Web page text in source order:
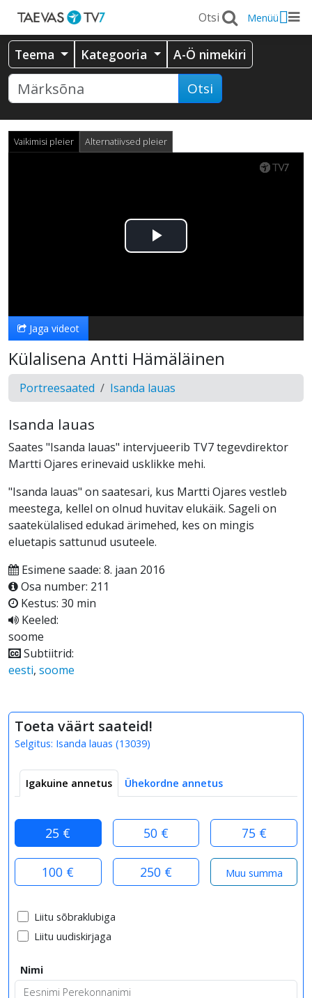
Menüü
Teema Kategooria A-Ö nimekiri
Otsi
Vaikimisi pleier Alternatiivsed pleier
Esita
Jaga videot
Külalisena Antti Hämäläinen
Portreesaated Isanda lauas
Isanda lauas
Saates "Isanda lauas" intervjueerib TV7 tegevdirektor
Martti Ojares erinevaid usklikke mehi.
"Isanda lauas" on saatesari, kus Martti Ojares vestleb
meestega, kellel on olnud huvitav elukäik. Sageli on
saatekülalised edukad ärimehed, kes on mingis
eluetapis sattunud usuteele.
Esimene saade: 8. jaan 2016
Osa number: 211
Kestus: 30 min
Keeled:
soome
Subtiitrid:
eesti, soome
Toeta väärt saateid!
Selgitus: Isanda lauas (13039)
Igakuine annetus Ühekordne annetus
25 € 50 € 75 €
100 € 250 €
Liitu sõbraklubiga
Liitu uudiskirjaga
Nimi